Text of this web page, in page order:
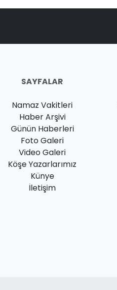
SAYFALAR
Namaz Vakitleri
Haber Arşivi
Günün Haberleri
Foto Galeri
Video Galeri
Köşe Yazarlarımız
Künye
İletişim